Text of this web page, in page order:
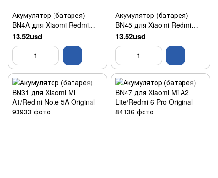
Акумулятор (батарея)
BN4A для Xiaomi Redmi
Note 7 Original
13.52usd
Акумулятор (батарея)
BN45 для Xiaomi Redmi
Note 5 Pro/Redmi Note 5
Original/Оригінал
13.52usd